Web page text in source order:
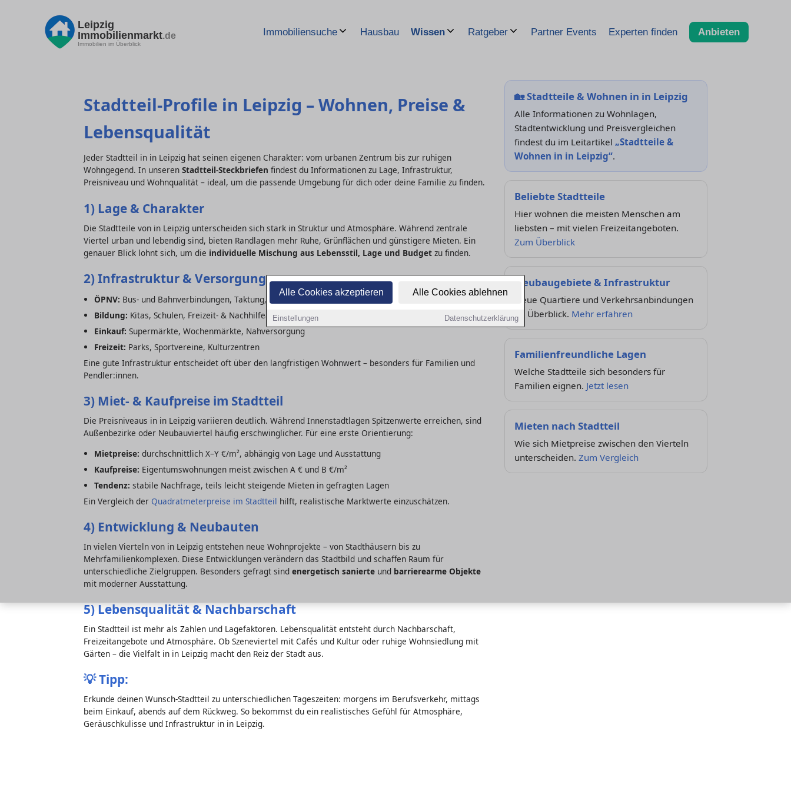
Alle Cookies akzeptieren Alle Cookies ablehnen
Einstellungen Datenschutzerklärung
Leipzig
Immobilienmarkt.de
Immobilien im Überblick
Immobiliensuche Hausbau Wissen Ratgeber Partner Events Experten finden Anbieten
Stadtteil-Profile in Leipzig – Wohnen, Preise &
Lebensqualität
Jeder Stadtteil in in Leipzig hat seinen eigenen Charakter: vom urbanen Zentrum bis zur ruhigen
Wohngegend. In unseren Stadtteil-Steckbriefen findest du Informationen zu Lage, Infrastruktur,
Preisniveau und Wohnqualität – ideal, um die passende Umgebung für dich oder deine Familie zu finden.
1) Lage & Charakter
Die Stadtteile von in Leipzig unterscheiden sich stark in Struktur und Atmosphäre. Während zentrale
Viertel urban und lebendig sind, bieten Randlagen mehr Ruhe, Grünflächen und günstigere Mieten. Ein
genauer Blick lohnt sich, um die individuelle Mischung aus Lebensstil, Lage und Budget zu finden.
2) Infrastruktur & Versorgung
ÖPNV: Bus- und Bahnverbindungen, Taktung, Erreichbarkeit der Innenstadt
Bildung: Kitas, Schulen, Freizeit- & Nachhilfeangebote
Einkauf: Supermärkte, Wochenmärkte, Nahversorgung
Freizeit: Parks, Sportvereine, Kulturzentren
Eine gute Infrastruktur entscheidet oft über den langfristigen Wohnwert – besonders für Familien und
Pendler:innen.
3) Miet- & Kaufpreise im Stadtteil
Die Preisniveaus in in Leipzig variieren deutlich. Während Innenstadtlagen Spitzenwerte erreichen, sind
Außenbezirke oder Neubauviertel häufig erschwinglicher. Für eine erste Orientierung:
Mietpreise: durchschnittlich X–Y €/m², abhängig von Lage und Ausstattung
Kaufpreise: Eigentumswohnungen meist zwischen A € und B €/m²
Tendenz: stabile Nachfrage, teils leicht steigende Mieten in gefragten Lagen
Ein Vergleich der Quadratmeterpreise im Stadtteil hilft, realistische Marktwerte einzuschätzen.
4) Entwicklung & Neubauten
In vielen Vierteln von in Leipzig entstehen neue Wohnprojekte – von Stadthäusern bis zu
Mehrfamilienkomplexen. Diese Entwicklungen verändern das Stadtbild und schaffen Raum für
unterschiedliche Zielgruppen. Besonders gefragt sind energetisch sanierte und barrierearme Objekte
mit moderner Ausstattung.
5) Lebensqualität & Nachbarschaft
Ein Stadtteil ist mehr als Zahlen und Lagefaktoren. Lebensqualität entsteht durch Nachbarschaft,
Freizeitangebote und Atmosphäre. Ob Szeneviertel mit Cafés und Kultur oder ruhige Wohnsiedlung mit
Gärten – die Vielfalt in in Leipzig macht den Reiz der Stadt aus.
💡Tipp:
Erkunde deinen Wunsch-Stadtteil zu unterschiedlichen Tageszeiten: morgens im Berufsverkehr, mittags
beim Einkauf, abends auf dem Rückweg. So bekommst du ein realistisches Gefühl für Atmosphäre,
Geräuschkulisse und Infrastruktur in in Leipzig.
🏡Stadtteile & Wohnen in in Leipzig
Alle Informationen zu Wohnlagen,
Stadtentwicklung und Preisvergleichen
findest du im Leitartikel „Stadtteile &
Wohnen in in Leipzig“.
Beliebte Stadtteile
Hier wohnen die meisten Menschen am
liebsten – mit vielen Freizeitangeboten.
Zum Überblick
Neubaugebiete & Infrastruktur
Neue Quartiere und Verkehrsanbindungen
im Überblick. Mehr erfahren
Familienfreundliche Lagen
Welche Stadtteile sich besonders für
Familien eignen. Jetzt lesen
Mieten nach Stadtteil
Wie sich Mietpreise zwischen den Vierteln
unterscheiden. Zum Vergleich